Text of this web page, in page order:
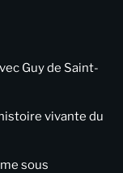
Guy de Saint-
vivante du
sous